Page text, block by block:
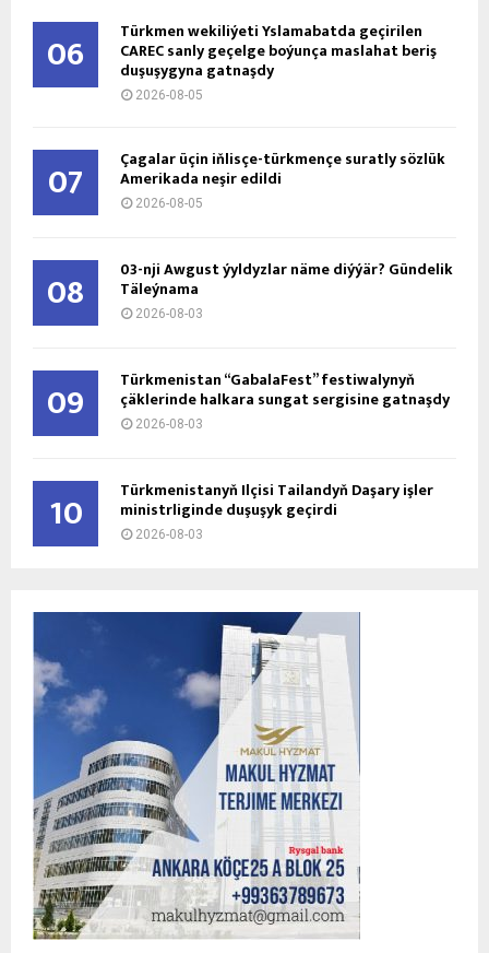
06 Türkmen wekiliýeti Yslamabatda geçirilen
CAREC sanly geçelge boýunça maslahat beriş
duşuşygyna gatnaşdy
2026-08-05
07 Çagalar üçin iňlisçe-türkmençe suratly sözlük
Amerikada neşir edildi
2026-08-05
08 03-nji Awgust ýyldyzlar näme diýýär? Gündelik
Täleýnama
2026-08-03
09 Türkmenistan “GabalaFest” festiwalynyň
çäklerinde halkara sungat sergisine gatnaşdy
2026-08-03
10 Türkmenistanyň Ilçisi Tailandyň Daşary işler
ministrliginde duşuşyk geçirdi
2026-08-03